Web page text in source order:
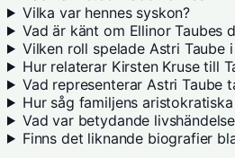
Vilka var hennes syskon?
Vad är känt om Ellinor Taubes
Vilken roll spelade Astri Taube
Hur relaterar Kirsten Kruse till
Vad representerar Astri Taube
Hur såg familjens
Vad var betydande
Finns det liknande biografier